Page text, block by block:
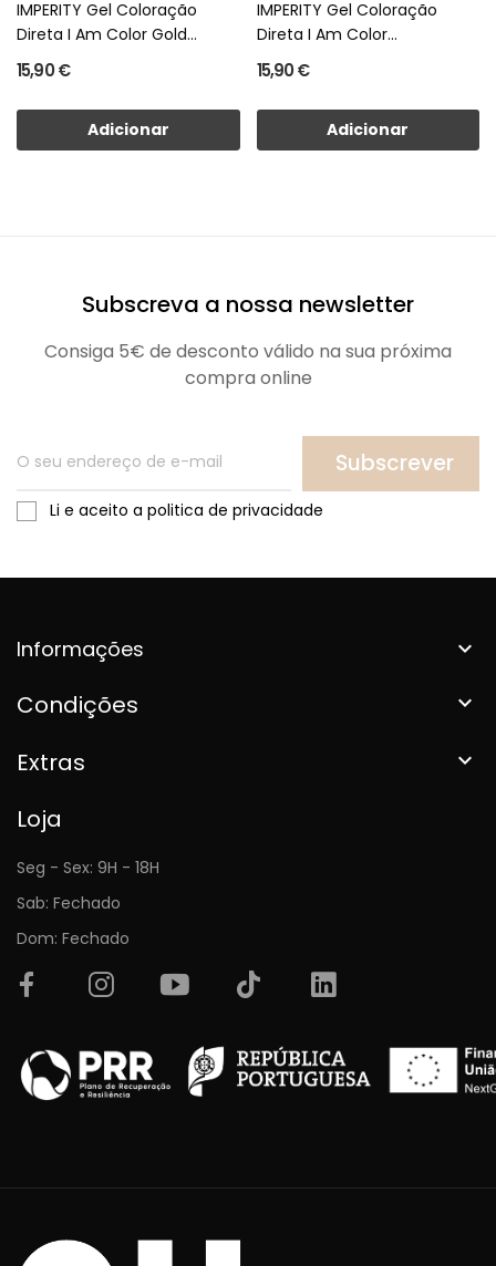
IMPERITY Gel Coloração
Direta I Am Color Gold...
15,90 €
Adicionar
IMPERITY Gel Coloração
Direta I Am Color...
15,90 €
Adicionar
Subscreva a nossa newsletter
Consiga 5€ de desconto válido na sua próxima
compra online
Subscrever
Li e aceito a politica de privacidade
Informações 
Condições 
Extras 
Loja
Seg - Sex: 9H - 18H
Sab: Fechado
Dom: Fechado